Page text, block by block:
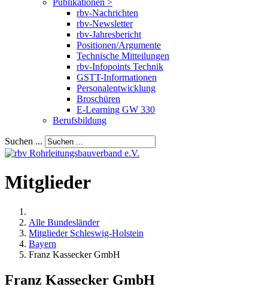
Publikationen >
rbv-Nachrichten
rbv-Newsletter
rbv-Jahresbericht
Positionen/Argumente
Technische Mitteilungen
rbv-Infopoints Technik
GSTT-Informationen
Personalentwicklung
Broschüren
E-Learning GW 330
Berufsbildung
Suchen ...
Mitglieder
Alle Bundesländer
Mitglieder Schleswig-Holstein
Bayern
Franz Kassecker GmbH
Franz Kassecker GmbH